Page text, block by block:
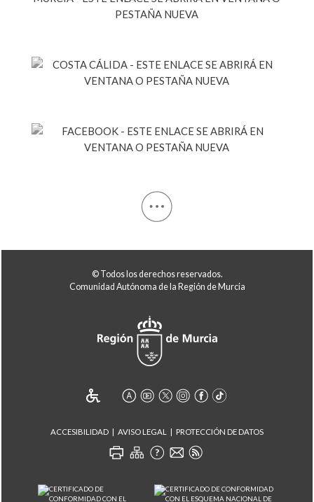
© Todos los derechos reservados.
Comunidad Autónoma de la Región de Murcia
ACCESIBILIDAD AVISO LEGAL PROTECCIÓN DE DATOS